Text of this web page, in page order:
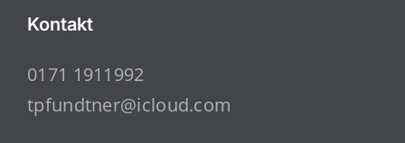
Kontakt
0171 1911992
tpfundtner@icloud.com